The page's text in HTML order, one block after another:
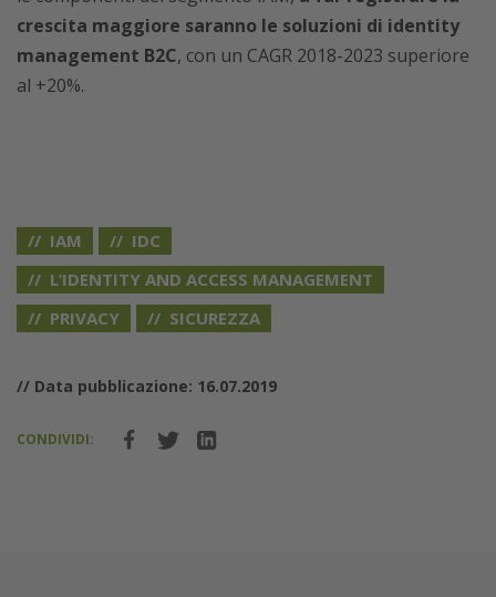
crescita maggiore saranno le soluzioni di identity
management B2C, con un CAGR 2018-2023 superiore
al +20%.
IAM
IDC
L’IDENTITY AND ACCESS MANAGEMENT
PRIVACY
SICUREZZA
// Data pubblicazione: 16.07.2019
CONDIVIDI: